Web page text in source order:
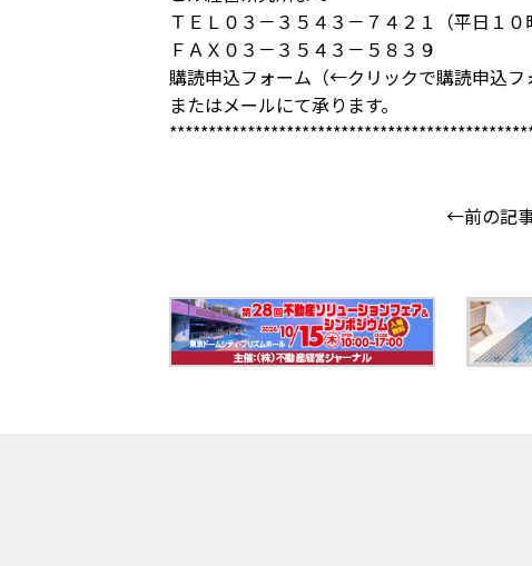
ＴＥＬ０３－３５４３－７４２１（平日１０
ＦＡＸ０３－３５４３－５８３９
購読申込フォーム （←クリックで購読申込フ
またはメールにて承ります。
←前の記